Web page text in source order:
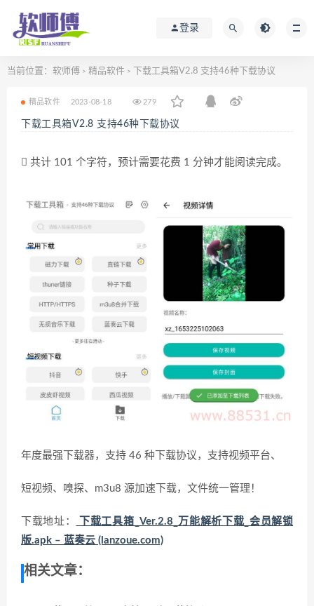
登录
当前位置： 软师傅 > 精品软件 > 下载工具箱V2.8 支持46种下载协议
精品软件 2023-08-18 279
下载工具箱V2.8 支持46种下载协议
共计 101 个字符，预计需要花费 1 分钟才能阅读完成。
年度最强下载器，支持 46 种下载协议，支持视频平台、
短视频、嗅探、m3u8 源加速下载，文件统一管理！
下载地址：
下载工具箱_Ver.2.8_万能解析下载_会员解锁
版.apk – 蓝奏云 (lanzoue.com)
相关文章：